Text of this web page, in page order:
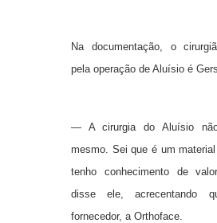
Na documentação, o
pela operação de Aluísio é
— A cirurgia do Aluísio
mesmo. Sei que é um
tenho conhecimento de
disse ele, acrecentando
fornecedor, a Orthoface.